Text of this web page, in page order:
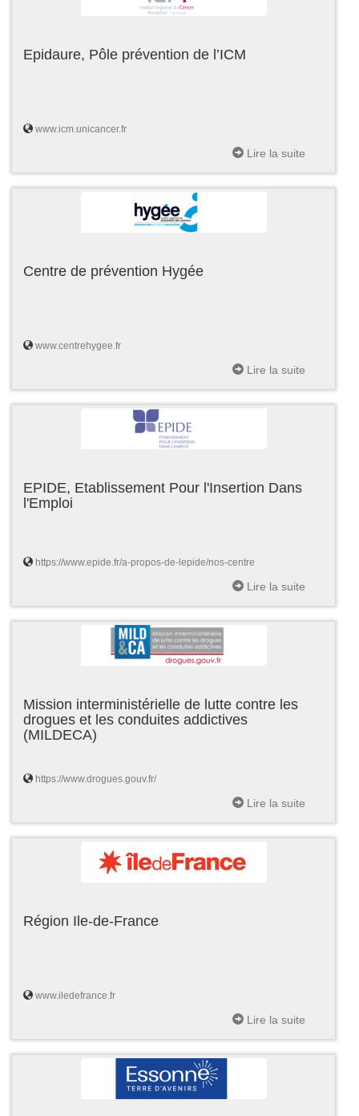
Epidaure, Pôle prévention de l’ICM
www.icm.unicancer.fr
Lire la suite
Centre de prévention Hygée
www.centrehygee.fr
Lire la suite
EPIDE, Etablissement Pour l'Insertion Dans
l'Emploi
https://www.epide.fr/a-propos-de-lepide/nos-centre
Lire la suite
Mission interministérielle de lutte contre les
drogues et les conduites addictives
(MILDECA)
https://www.drogues.gouv.fr/
Lire la suite
Région Ile-de-France
www.iledefrance.fr
Lire la suite